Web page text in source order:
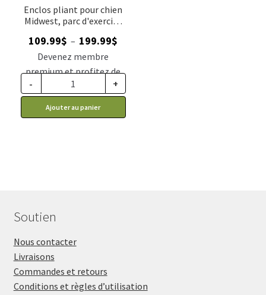
Enclos pliant pour chien
Midwest, parc d'exercice
et éleveur
109.99$ – 199.99$
prix :
109.99$
à
Devenez membre
premium et profitez de
ce prix rabais : 93.49$ CA
- +
Ajouter au panier
Soutien
Nous contacter
Livraisons
Commandes et retours
Conditions et règles d’utilisation